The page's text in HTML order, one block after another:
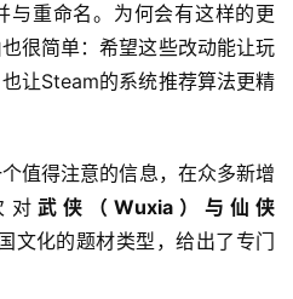
与重命名。为何会有这样的更
很简单：希望这些改动能让玩
让Steam的系统推荐算法更精
值得注意的信息，在众多新增
对 武侠（Wuxia）与仙侠
文化的题材类型，给出了专门